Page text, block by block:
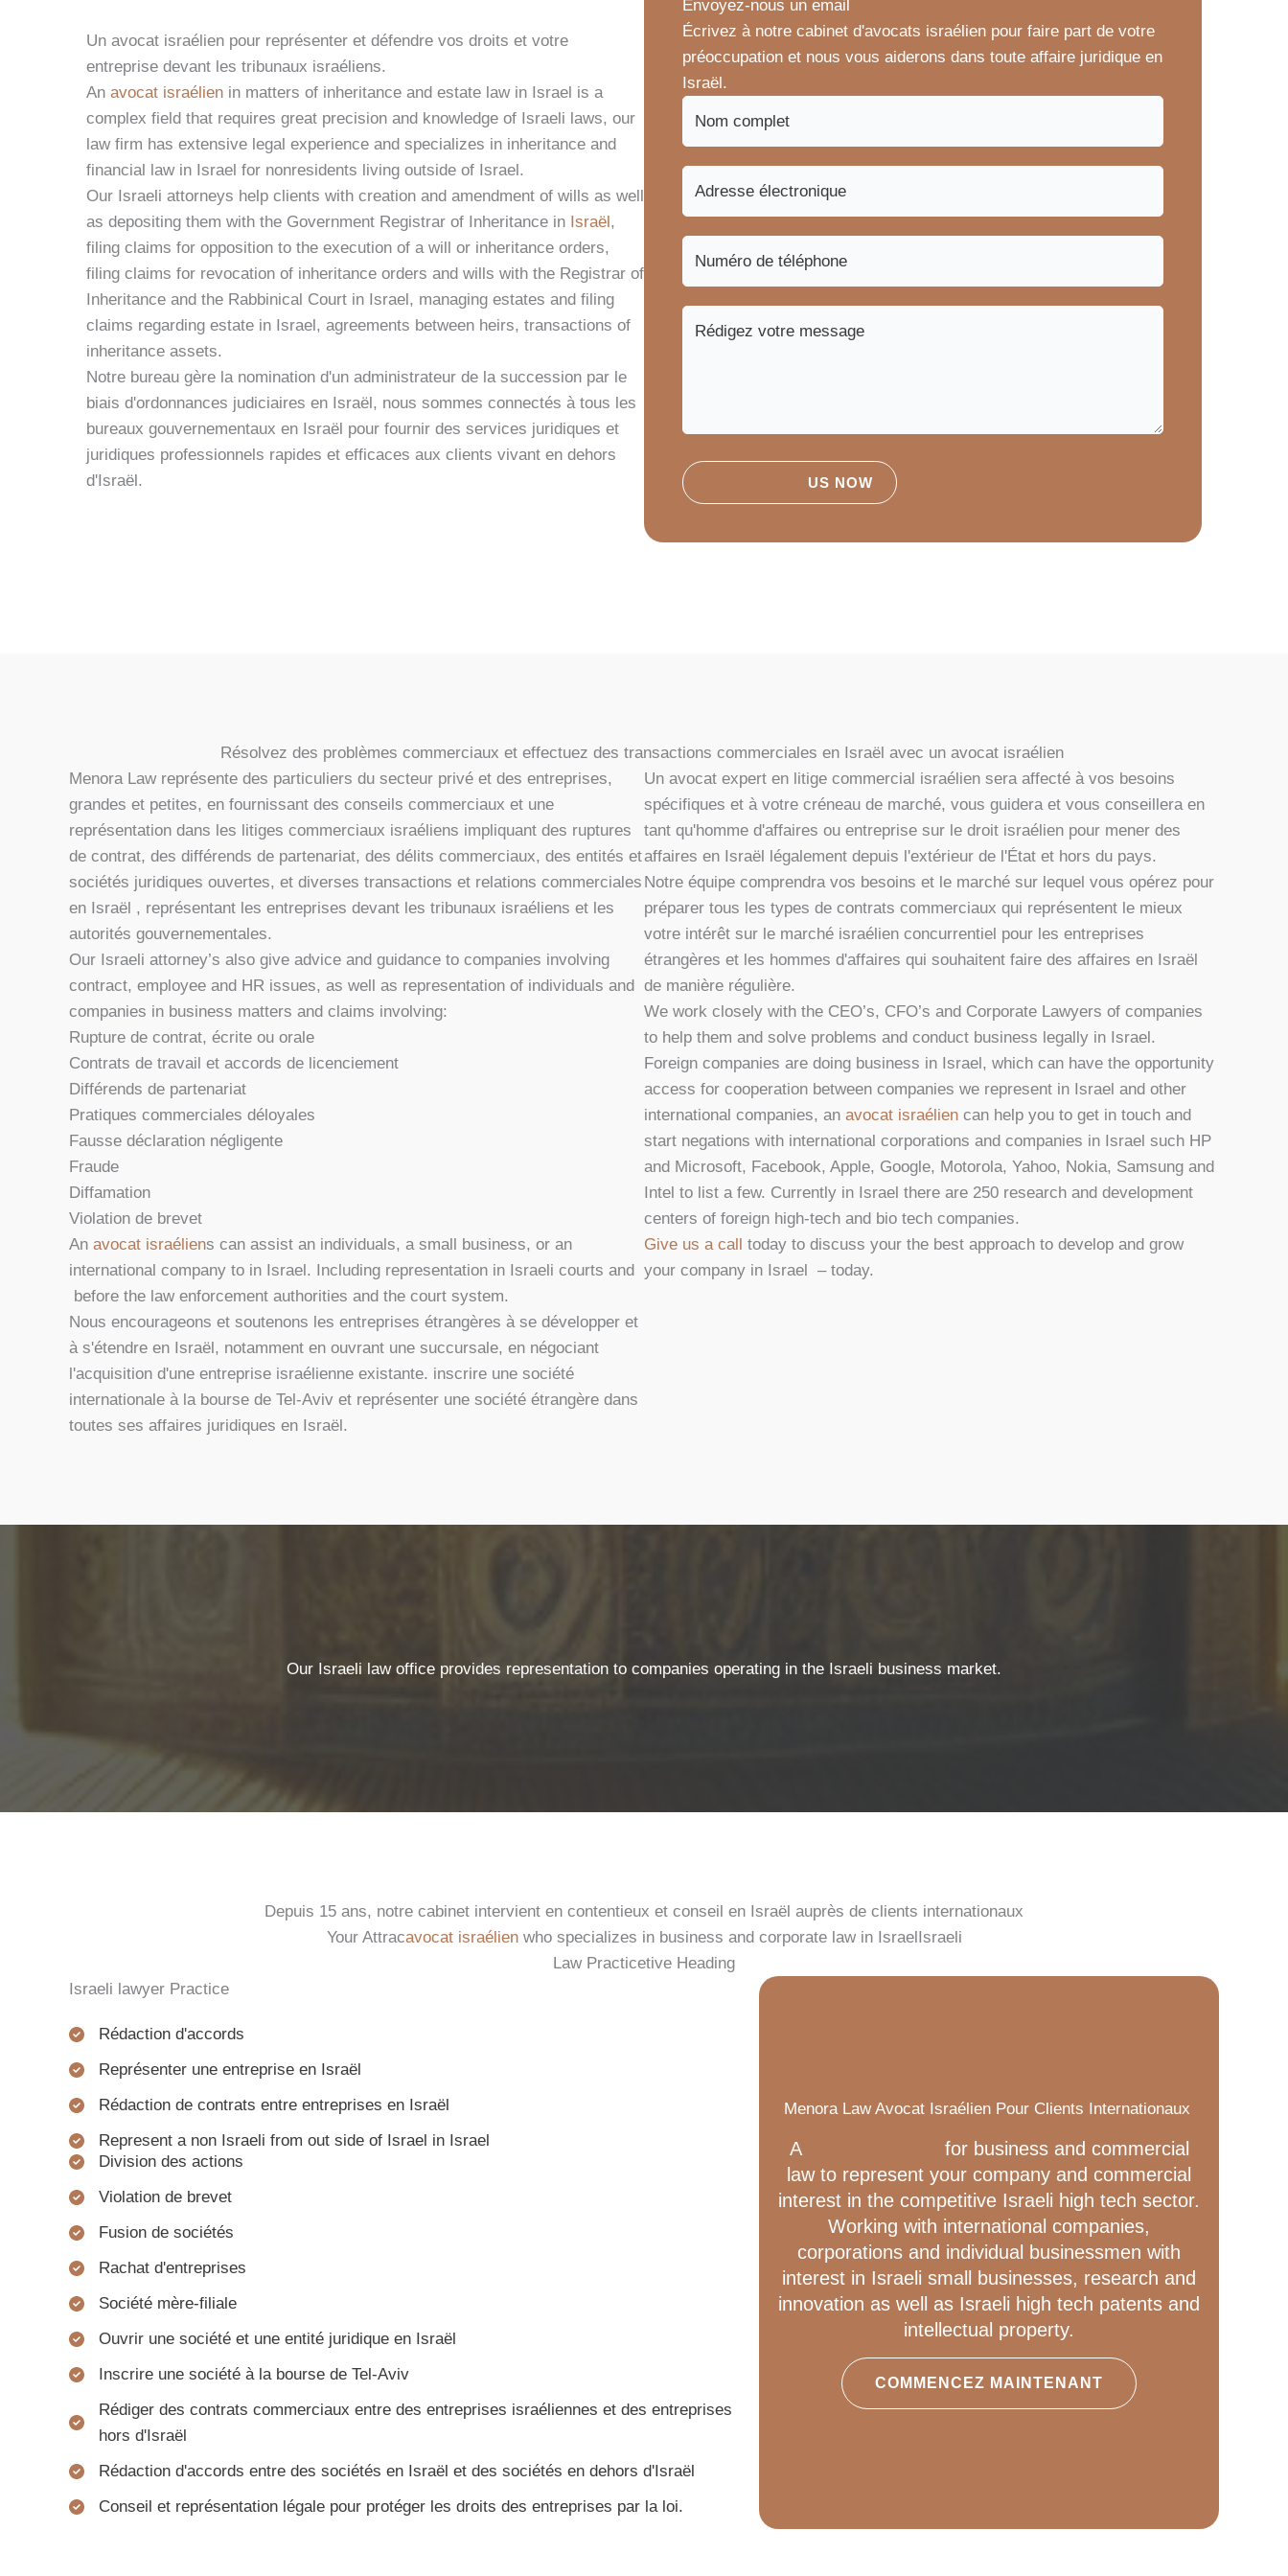
Un avocat israélien pour représenter et défendre vos droits et votre
entreprise devant les tribunaux israéliens.
An avocat israélien in matters of inheritance and estate law in Israel is a
complex field that requires great precision and knowledge of Israeli laws, our
law firm has extensive legal experience and specializes in inheritance and
financial law in Israel for nonresidents living outside of Israel.
Our Israeli attorneys help clients with creation and amendment of wills as well
as depositing them with the Government Registrar of Inheritance in Israël ,
filing claims for opposition to the execution of a will or inheritance orders,
filing claims for revocation of inheritance orders and wills with the Registrar of
Inheritance and the Rabbinical Court in Israel, managing estates and filing
claims regarding estate in Israel, agreements between heirs, transactions of
inheritance assets.
Notre bureau gère la nomination d'un administrateur de la succession par le
biais d'ordonnances judiciaires en Israël, nous sommes connectés à tous les
bureaux gouvernementaux en Israël pour fournir des services juridiques et
juridiques professionnels rapides et efficaces aux clients vivant en dehors
d'Israël.
Envoyez-nous un email
Écrivez à notre cabinet d'avocats israélien pour faire part de votre
préoccupation et nous vous aiderons dans toute affaire juridique en
Israël.
US NOW
Résolvez des problèmes commerciaux et effectuez des transactions commerciales en Israël avec un avocat israélien
Menora Law représente des particuliers du secteur privé et des entreprises,
grandes et petites, en fournissant des conseils commerciaux et une
représentation dans les litiges commerciaux israéliens impliquant des ruptures
de contrat, des différends de partenariat, des délits commerciaux, des entités et
sociétés juridiques ouvertes, et diverses transactions et relations commerciales
en Israël , représentant les entreprises devant les tribunaux israéliens et les
autorités gouvernementales.
Our Israeli attorney’s also give advice and guidance to companies involving
contract, employee and HR issues, as well as representation of individuals and
companies in business matters and claims involving:
Rupture de contrat, écrite ou orale
Contrats de travail et accords de licenciement
Différends de partenariat
Pratiques commerciales déloyales
Fausse déclaration négligente
Fraude
Diffamation
Violation de brevet
An avocat israéliens can assist an individuals, a small business, or an
international company to in Israel. Including representation in Israeli courts and
before the law enforcement authorities and the court system.
Nous encourageons et soutenons les entreprises étrangères à se développer et
à s'étendre en Israël, notamment en ouvrant une succursale, en négociant
l'acquisition d'une entreprise israélienne existante. inscrire une société
internationale à la bourse de Tel-Aviv et représenter une société étrangère dans
toutes ses affaires juridiques en Israël.
Un avocat expert en litige commercial israélien sera affecté à vos besoins
spécifiques et à votre créneau de marché, vous guidera et vous conseillera en
tant qu'homme d'affaires ou entreprise sur le droit israélien pour mener des
affaires en Israël légalement depuis l'extérieur de l'État et hors du pays.
Notre équipe comprendra vos besoins et le marché sur lequel vous opérez pour
préparer tous les types de contrats commerciaux qui représentent le mieux
votre intérêt sur le marché israélien concurrentiel pour les entreprises
étrangères et les hommes d'affaires qui souhaitent faire des affaires en Israël
de manière régulière.
We work closely with the CEO’s, CFO’s and Corporate Lawyers of companies
to help them and solve problems and conduct business legally in Israel.
Foreign companies are doing business in Israel, which can have the opportunity
access for cooperation between companies we represent in Israel and other
international companies, an avocat israélien can help you to get in touch and
start negations with international corporations and companies in Israel such HP
and Microsoft, Facebook, Apple, Google, Motorola, Yahoo, Nokia, Samsung and
Intel to list a few. Currently in Israel there are 250 research and development
centers of foreign high-tech and bio tech companies.
Give us a call
today to discuss your the best approach to develop and grow
your company in Israel – today.
Our Israeli law office provides representation to companies operating in the Israeli business market.
Depuis 15 ans, notre cabinet intervient en contentieux et conseil en Israël auprès de clients internationaux
Your Attracavocat israélienwho specializes in business and corporate law in IsraelIsraeli
Law Practicetive Heading
Israeli lawyer Practice
Rédaction d'accords
Représenter une entreprise en Israël
Rédaction de contrats entre entreprises en Israël
Represent a non Israeli from out side of Israel in Israel
Division des actions
Violation de brevet
Fusion de sociétés
Rachat d'entreprises
Société mère-filiale
Ouvrir une société et une entité juridique en Israël
Inscrire une société à la bourse de Tel-Aviv
Rédiger des contrats commerciaux entre des entreprises israéliennes et des entreprises
hors d'Israël
Rédaction d'accords entre des sociétés en Israël et des sociétés en dehors d'Israël
Conseil et représentation légale pour protéger les droits des entreprises par la loi.
Menora Law Avocat Israélien Pour Clients Internationaux
A
for business and commercial
law to represent your company and commercial
interest in the competitive Israeli high tech sector.
Working with international companies,
corporations and individual businessmen with
interest in Israeli small businesses, research and
innovation as well as Israeli high tech patents and
intellectual property.
COMMENCEZ MAINTENANT